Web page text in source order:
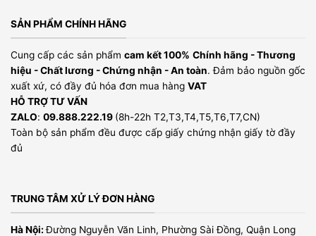
SẢN PHẨM CHÍNH HÃNG
Cung cấp các sản phẩm cam kết 100% Chính hãng - Thương
hiệu - Chất lương - Chứng nhận - An toàn. Đảm bảo nguồn gốc
xuất xứ, có đầy đủ hóa đơn mua hàng VAT
HỖ TRỢ TƯ VẤN
ZALO: 09.888.222.19 (8h-22h T2,T3,T4,T5,T6,T7,CN)
Toàn bộ sản phẩm đều được cấp giấy chứng nhận giấy tờ đầy
đủ
TRUNG TÂM XỬ LÝ ĐƠN HÀNG
Hà Nội:Đường Nguyễn Văn Linh, Phường Sài Đồng, Quận Long